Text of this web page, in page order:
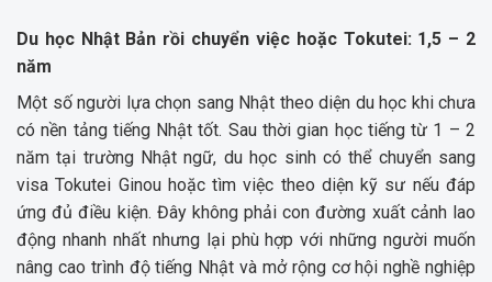
Du học Nhật Bản rồi chuyển việc hoặc Tokutei: 1,5 – 2
năm
Một số người lựa chọn sang Nhật theo diện du học khi chưa
có nền tảng tiếng Nhật tốt. Sau thời gian học tiếng từ 1 – 2
năm tại trường Nhật ngữ, du học sinh có thể chuyển sang
visa Tokutei Ginou hoặc tìm việc theo diện kỹ sư nếu đáp
ứng đủ điều kiện. Đây không phải con đường xuất cảnh lao
động nhanh nhất nhưng lại phù hợp với những người muốn
nâng cao trình độ tiếng Nhật và mở rộng cơ hội nghề nghiệp